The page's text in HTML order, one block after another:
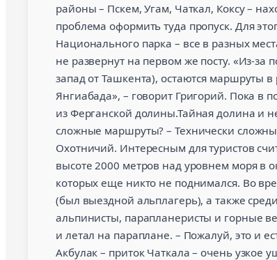
районы – Пскем, Угам, Чаткал, Коксу –
проблема оформить туда пропуск. Для
Национального парка – все в разных
не развернут на первом же посту. «Из-за
запад от Ташкента), остаются маршруты
Янгиабада», – говорит Григорий. Пока в
из Ферганской долины.Тайная долина и
сложные маршруты? – Технически
Охотничий. Интересным для туристов
высоте 2000 метров над уровнем моря в
которых еще никто не поднимался. Во
(был выездной альплагерь), а также
альпинисты, парапланеристы и горные
и летал на параплане. – Пожалуй, это и
Акбулак – приток Чаткала – очень узкое